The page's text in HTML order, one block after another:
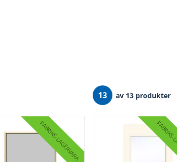
13 av 13 produkter
FABRIKS
LAGERVARA
FABRIKS